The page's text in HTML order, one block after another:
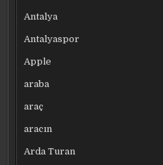
Antalya
Antalyaspor
Apple
araba
araç
aracın
Arda Turan